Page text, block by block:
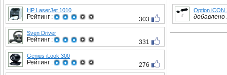
HP LaserJet 1010
Рейтинг : 303
Sven Driver
Рейтинг : 331
Genius iLook 300
Рейтинг : 276
Option iCON
добавлено